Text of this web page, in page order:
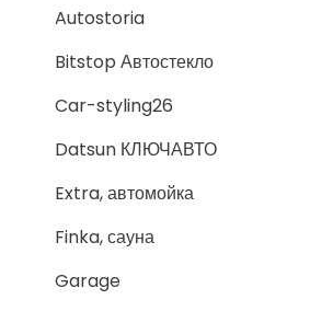
Autostoria
Bitstop Автостекло
Car-styling26
Datsun КЛЮЧАВТО
Extra, автомойка
Finka, сауна
Garage